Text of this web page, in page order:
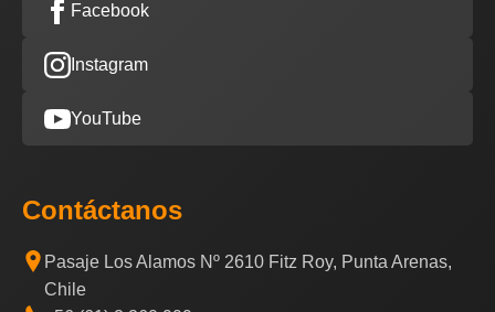
Facebook
Instagram
YouTube
Contáctanos
Pasaje Los Alamos Nº 2610 Fitz Roy, Punta Arenas,
Chile